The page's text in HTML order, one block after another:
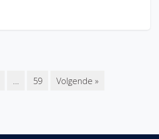
… 59 Volgende »